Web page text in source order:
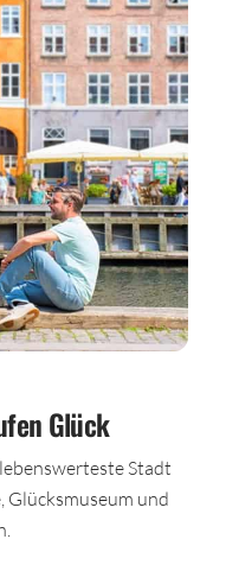
Glück
Stadt
Glücksmuseum und